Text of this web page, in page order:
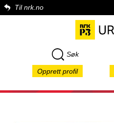
Til nrk.no
Søk
Opprett profil